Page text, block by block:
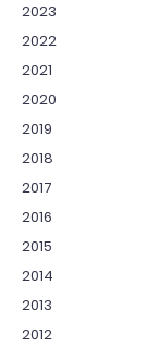
2023
2022
2021
2020
2019
2018
2017
2016
2015
2014
2013
2012